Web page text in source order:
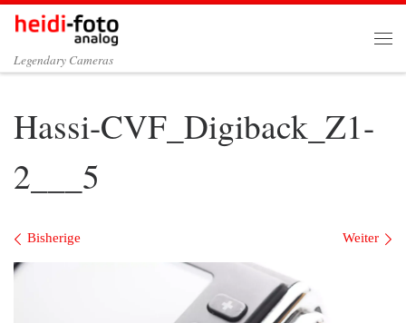
Zum Inhalt springen
Legendary Cameras
Hassi-CVF_Digiback_Z1-
2___5
Bilder Navigation
Bisherige Weiter